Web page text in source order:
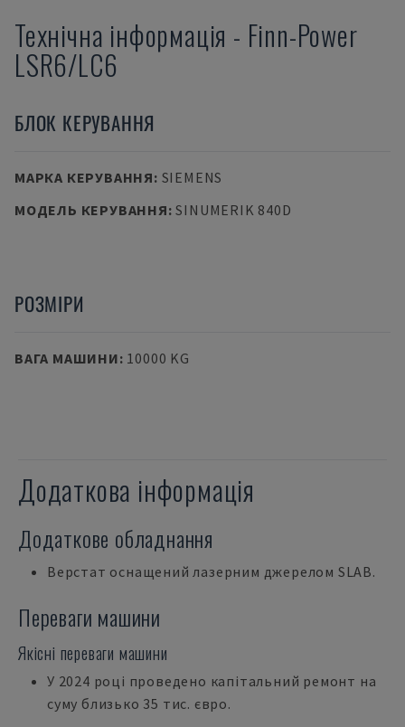
Технічна інформація - Finn-Power
LSR6/LC6
БЛОК КЕРУВАННЯ
МАРКА КЕРУВАННЯ: SIEMENS
МОДЕЛЬ КЕРУВАННЯ:SINUMERIK 840D
РОЗМІРИ
ВАГА МАШИНИ: 10000 KG
Додаткова інформація
Додаткове обладнання
Верстат оснащений лазерним джерелом SLAB.
Переваги машини
Якісні переваги машини
У 2024 році проведено капітальний ремонт на
суму близько 35 тис. євро.